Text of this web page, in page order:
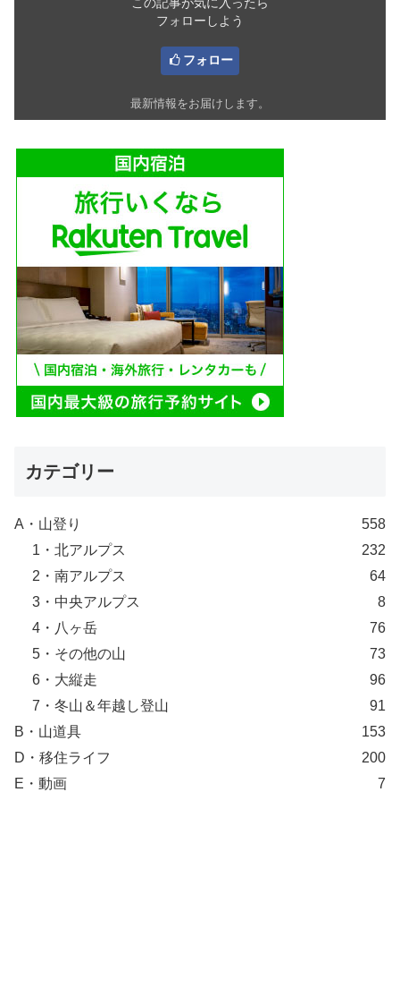
この記事が気に入ったら
フォローしよう
フォロー
最新情報をお届けします。
カテゴリー
A・山登り
558
1・北アルプス
232
2・南アルプス
64
3・中央アルプス
8
4・八ヶ岳
76
5・その他の山
73
6・大縦走
96
7・冬山＆年越し登山
91
B・山道具
153
D・移住ライフ
200
E・動画
7